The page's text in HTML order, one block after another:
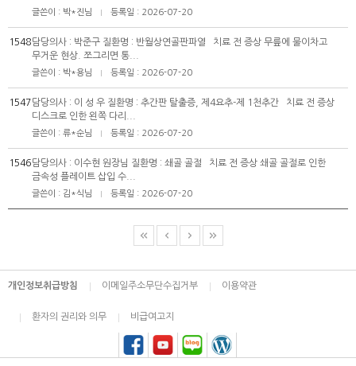
글쓴이 : 박*진님 등록일 : 2026-07-20
1548담당의사 : 박준구 질환명 : 반월상연골판파열 치료 전 증상 무릎에 물이차고
무거운 현상. 쪼그리면 통...
글쓴이 : 박*용님 등록일 : 2026-07-20
1547 담당의사 : 이 성 우 질환명 : 추간판 탈출증, 제4요추-제 1천추간 치료 전 증상
디스크로 인한 왼쪽 다리...
글쓴이 : 류*순님 등록일 : 2026-07-20
1546담당의사 : 이수현 원장님 질환명 : 쇄골 골절 치료 전 증상 쇄골 골절로 인한
금속성 플레이트 삽입 수...
글쓴이 : 김*식님 등록일 : 2026-07-20
개인정보취급방침 이메일주소무단수집거부 이용약관
환자의 권리와 의무 비급여고지